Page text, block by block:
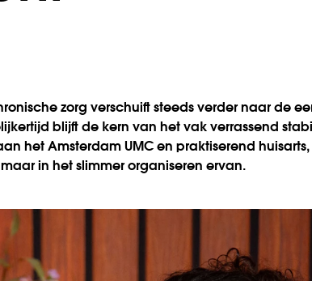
zorg verschuift steeds verder naar de
blijft de kern van het vak verrassend
het Amsterdam UMC en praktiserend
in het slimmer organiseren ervan.